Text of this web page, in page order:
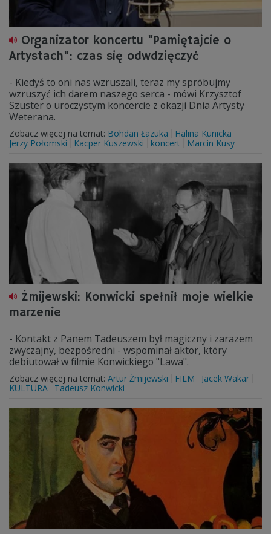
Organizator koncertu "Pamiętajcie o
Artystach": czas się odwdzięczyć
- Kiedyś to oni nas wzruszali, teraz my spróbujmy
wzruszyć ich darem naszego serca - mówi Krzysztof
Szuster o uroczystym koncercie z okazji Dnia Artysty
Weterana.
Zobacz więcej na temat: Bohdan Łazuka
Halina Kunicka
Jerzy Połomski
Kacper Kuszewski koncert Marcin Kusy
Żmijewski: Konwicki spełnił moje wielkie
marzenie
- Kontakt z Panem Tadeuszem był magiczny i zarazem
zwyczajny, bezpośredni - wspominał aktor, który
debiutował w filmie Konwickiego "Lawa".
Zobacz więcej na temat: Artur Żmijewski FILM
Jacek Wakar
KULTURA
Tadeusz Konwicki